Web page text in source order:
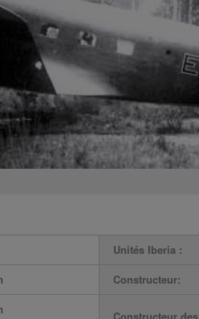
Unités Iberia :
Constructeur: